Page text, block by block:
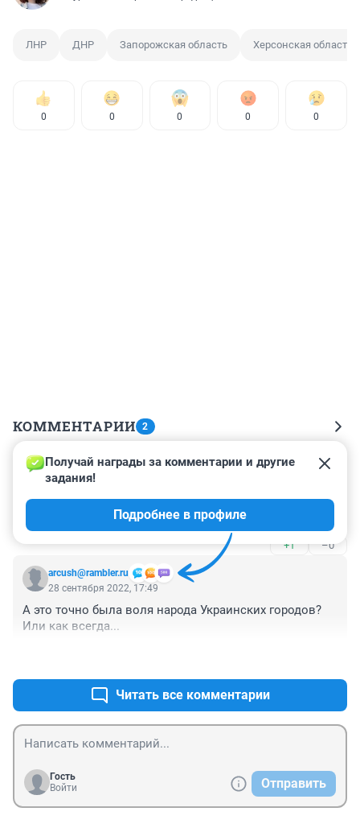
ЛНР ДНР Запорожская область Херсонская область
0 0 0 0 0
КОММЕНТАРИИ 2
Гость
28 сентября 2022, 21:06
Результаты референдумов можно было даже не
оглашать- все так предсказуемо....
+1 –0
arcush@rambler.ru
Получай награды за комментарии и другие
задания!
Подробнее в профиле
28 сентября 2022, 17:49
А это точно была воля народа Украинских городов?
Или как всегда...
Читать все комментарии
Гость
Войти
Отправить